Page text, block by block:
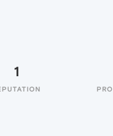
1